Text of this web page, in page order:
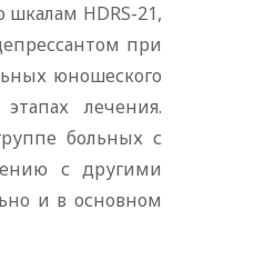
HDRS-21,
при
юношеского
лечения.
больных с
с другими
и в основном